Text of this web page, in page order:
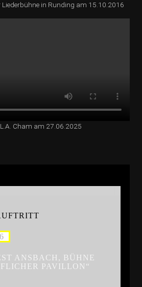
Liederbühne in Runding am 15.10.2016
Cham am 27.06.2025
ANSBACH, BÜHNE
PAVILLON“